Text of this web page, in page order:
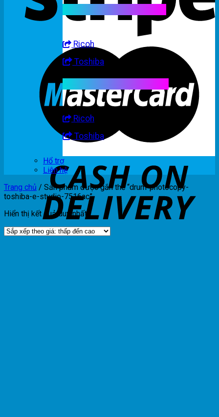
Ricoh
Toshiba
Ricoh
Toshiba
Hổ trợ
Liên hệ
Trang chủ / Sản phẩm được gắn thẻ “drum-photocopy-
toshiba-e-studio-7516ac”
Hiển thị kết quả duy nhất